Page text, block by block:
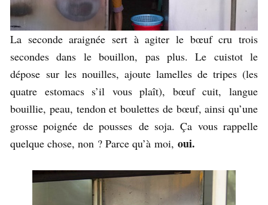
La seconde araignée sert à agiter le bœuf cru trois
secondes dans le bouillon, pas plus. Le cuistot le
dépose sur les nouilles, ajoute lamelles de tripes (les
quatre estomacs s’il vous plaît), bœuf cuit, langue
bouillie, peau, tendon et boulettes de bœuf, ainsi qu’une
grosse poignée de pousses de soja. Ça vous rappelle
quelque chose, non ? Parce qu’à moi, oui.